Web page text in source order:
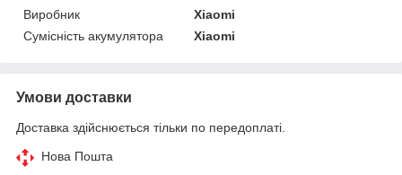
Виробник
Xiaomi
Сумісність акумулятора
Xiaomi
Умови доставки
Доставка здійснюється тільки по передоплаті.
Нова Пошта